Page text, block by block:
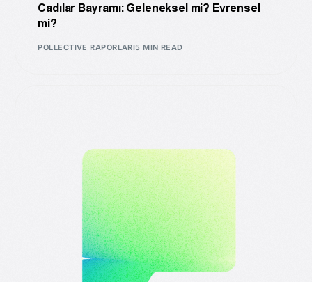
Cadılar Bayramı: Geleneksel mi? Evrensel
mi?
POLLECTIVE RAPORLARI5 MIN READ